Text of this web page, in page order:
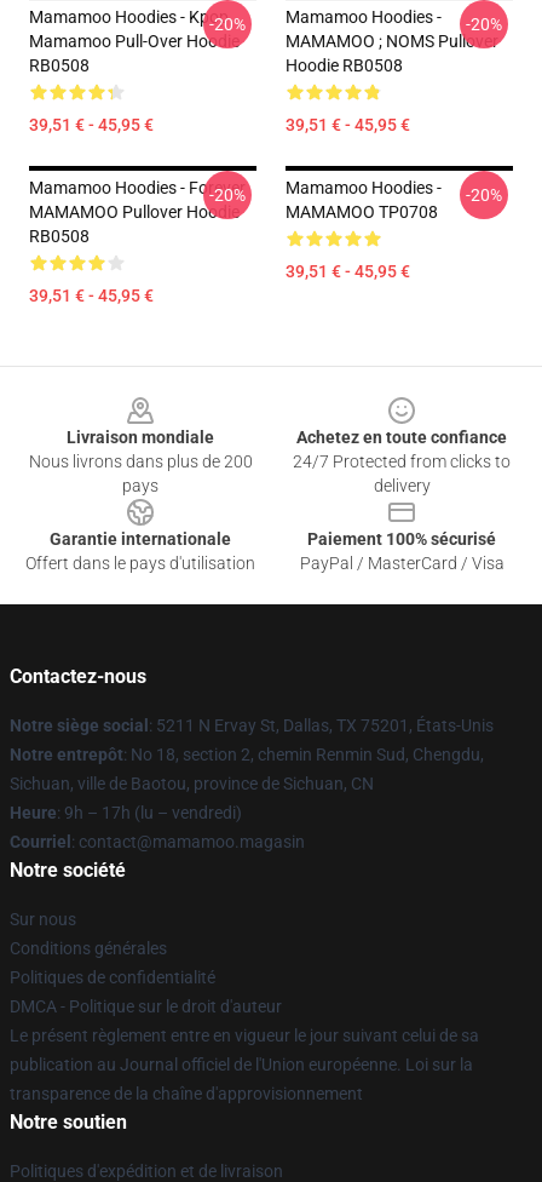
Mamamoo Hoodies - Kpop
Mamamoo Pull-Over Hoodie
RB0508
39,51 € - 45,95 €
-20%
Mamamoo Hoodies -
MAMAMOO ; NOMS Pullover
Hoodie RB0508
39,51 € - 45,95 €
-20%
Mamamoo Hoodies - Forever
MAMAMOO Pullover Hoodie
RB0508
39,51 € - 45,95 €
-20%
Mamamoo Hoodies -
MAMAMOO TP0708
39,51 € - 45,95 €
-20%
Livraison mondiale
Nous livrons dans plus de 200
pays
Achetez en toute confiance
24/7 Protected from clicks to
delivery
Garantie internationale
Offert dans le pays d'utilisation
Paiement 100% sécurisé
PayPal / MasterCard / Visa
Contactez-nous
Notre siège social : 5211 N Ervay St, Dallas, TX 75201, États-Unis
Notre entrepôt: No 18, section 2, chemin Renmin Sud, Chengdu,
Sichuan, ville de Baotou, province de Sichuan, CN
Heure: 9h – 17h (lu – vendredi)
Courriel : contact@mamamoo.magasin
Notre société
Sur nous
Conditions générales
Politiques de confidentialité
DMCA - Politique sur le droit d'auteur
Le présent règlement entre en vigueur le jour suivant celui de sa
publication au Journal officiel de l'Union européenne. Loi sur la
transparence de la chaîne d'approvisionnement
Notre soutien
Politiques d'expédition et de livraison